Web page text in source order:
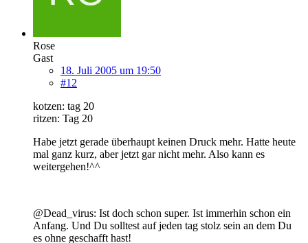
Rose
Gast
18. Juli 2005 um 19:50
#12
kotzen: tag 20
ritzen: Tag 20
Habe jetzt gerade überhaupt keinen Druck mehr. Hatte heute
mal ganz kurz, aber jetzt gar nicht mehr. Also kann es
weitergehen!^^
@Dead_virus: Ist doch schon super. Ist immerhin schon ein
Anfang. Und Du solltest auf jeden tag stolz sein an dem Du
es ohne geschafft hast!